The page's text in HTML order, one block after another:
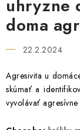
KONE
Moja objednávka
uhryzne
doma
22.2.2024
Agresivita u
skúmať a
vyvolávať